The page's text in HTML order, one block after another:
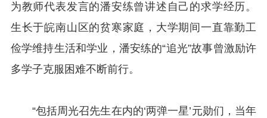
为教师代表发言的潘安练曾讲述自己的求学经历。
生长于皖南山区的贫寒家庭，大学期间一直靠勤工
俭学维持生活和学业，潘安练的“追光”故事曾激励许
多学子克服困难不断前行。
“包括周光召先生在内的‘两弹一星’元勋们，当年